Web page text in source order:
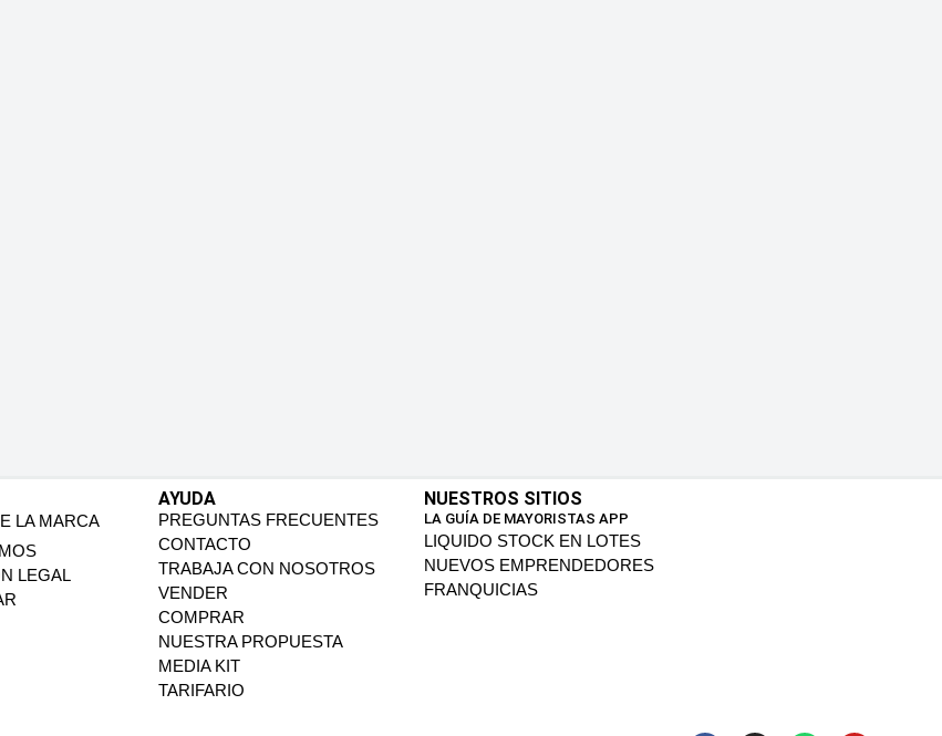
LA MARCA
LEGAL
AYUDA
PREGUNTAS FRECUENTES
CONTACTO
TRABAJA CON NOSOTROS
VENDER
COMPRAR
NUESTRA PROPUESTA
MEDIA KIT
TARIFARIO
NUESTROS SITIOS
LA GUÍA DE MAYORISTAS APP
LIQUIDO STOCK EN LOTES
NUEVOS EMPRENDEDORES
FRANQUICIAS